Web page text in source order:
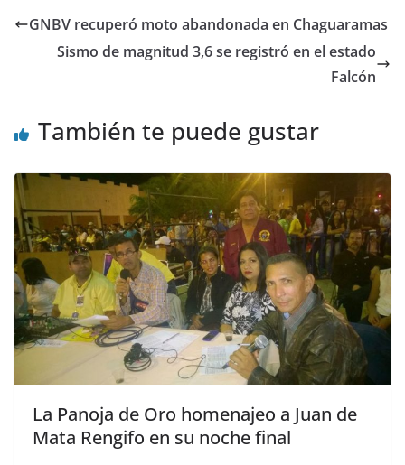
GNBV recuperó moto abandonada en Chaguaramas
Sismo de magnitud 3,6 se registró en el estado
Falcón
También te puede gustar
La Panoja de Oro homenajeo a Juan de
Mata Rengifo en su noche final